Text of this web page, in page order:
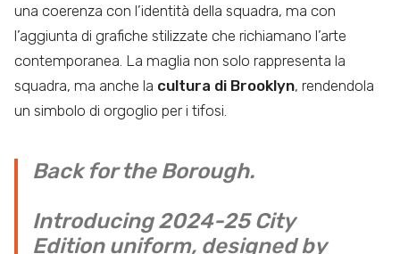
una coerenza con l’identità della squadra, ma con
l’aggiunta di grafiche stilizzate che richiamano l’arte
contemporanea. La maglia non solo rappresenta la
squadra, ma anche la cultura di Brooklyn, rendendola
un simbolo di orgoglio per i tifosi.
Back for the Borough.
Introducing 2024-25 City
Edition uniform, designed by